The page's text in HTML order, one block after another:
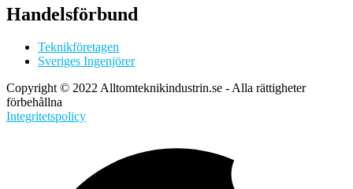
Handelsförbund
Teknikföretagen
Sveriges Ingenjörer
Copyright © 2022 Alltomteknikindustrin.se - Alla rättigheter
förbehållna
Integritetspolicy